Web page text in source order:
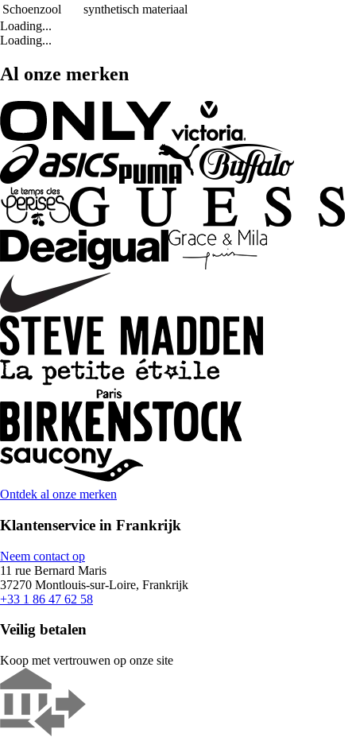
Schoenzool
synthetisch materiaal
Loading...
Loading...
Al onze merken
Ontdek al onze merken
Klantenservice in Frankrijk
Neem contact op
11 rue Bernard Maris
37270 Montlouis-sur-Loire, Frankrijk
+33 1 86 47 62 58
Veilig betalen
Koop met vertrouwen op onze site